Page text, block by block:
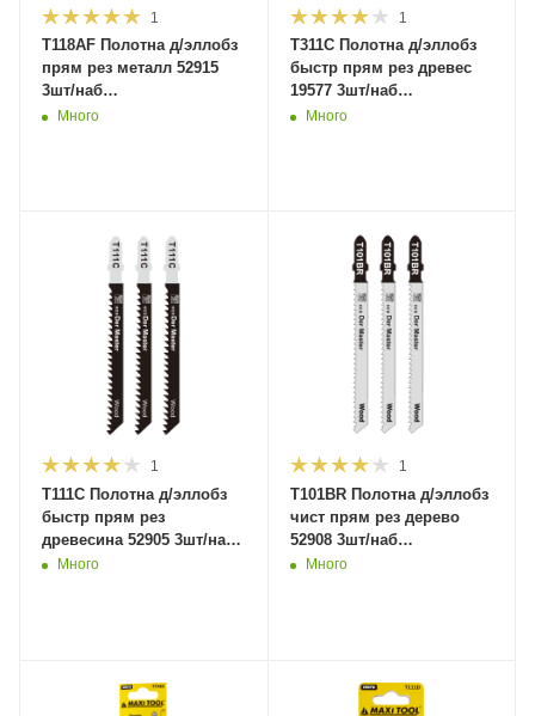
1
T118AF Полотна д/эллобз
прям рез металл 52915
3шт/наб
1,2*50*76мм(600)MaxiTool
Много
1
T311C Полотна д/эллобз
быстр прям рез древес
19577 3шт/наб
2.75*100*126мм(10/100/
Много
1
T111C Полотна д/эллобз
быстр прям рез
древесина 52905 3шт/наб
3*75*100мм(10/100/600)MaxiTool
Много
1
T101BR Полотна д/эллобз
чист прям рез дерево
52908 3шт/наб
2,5*75*100мм(10/100/
Много